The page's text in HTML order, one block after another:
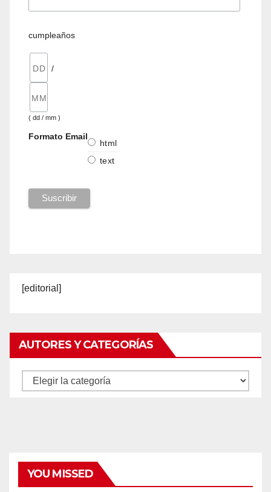
cumpleaños
/
( dd / mm )
Formato Email
html
text
[editorial]
AUTORES Y CATEGORÍAS
Autores
YOU MISSED